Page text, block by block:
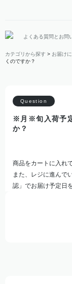
よくある質問とお問
カテゴリから探す > お届け
くのですか？
※月※旬入荷予
か？
商品をカートに入れ
また、レジに進んで
認」でお届け予定日